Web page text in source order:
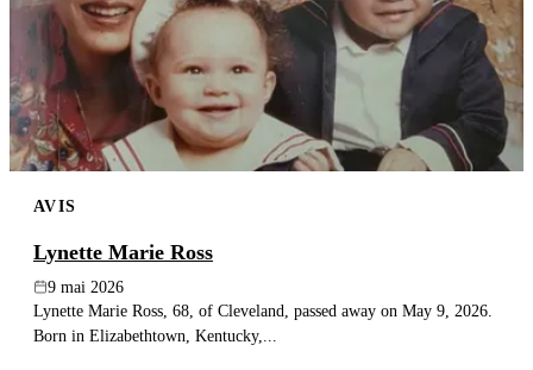
AVIS
Lynette Marie Ross
9 mai 2026
Lynette Marie Ross, 68, of Cleveland, passed away on May 9, 2026.
Born in Elizabethtown, Kentucky,...